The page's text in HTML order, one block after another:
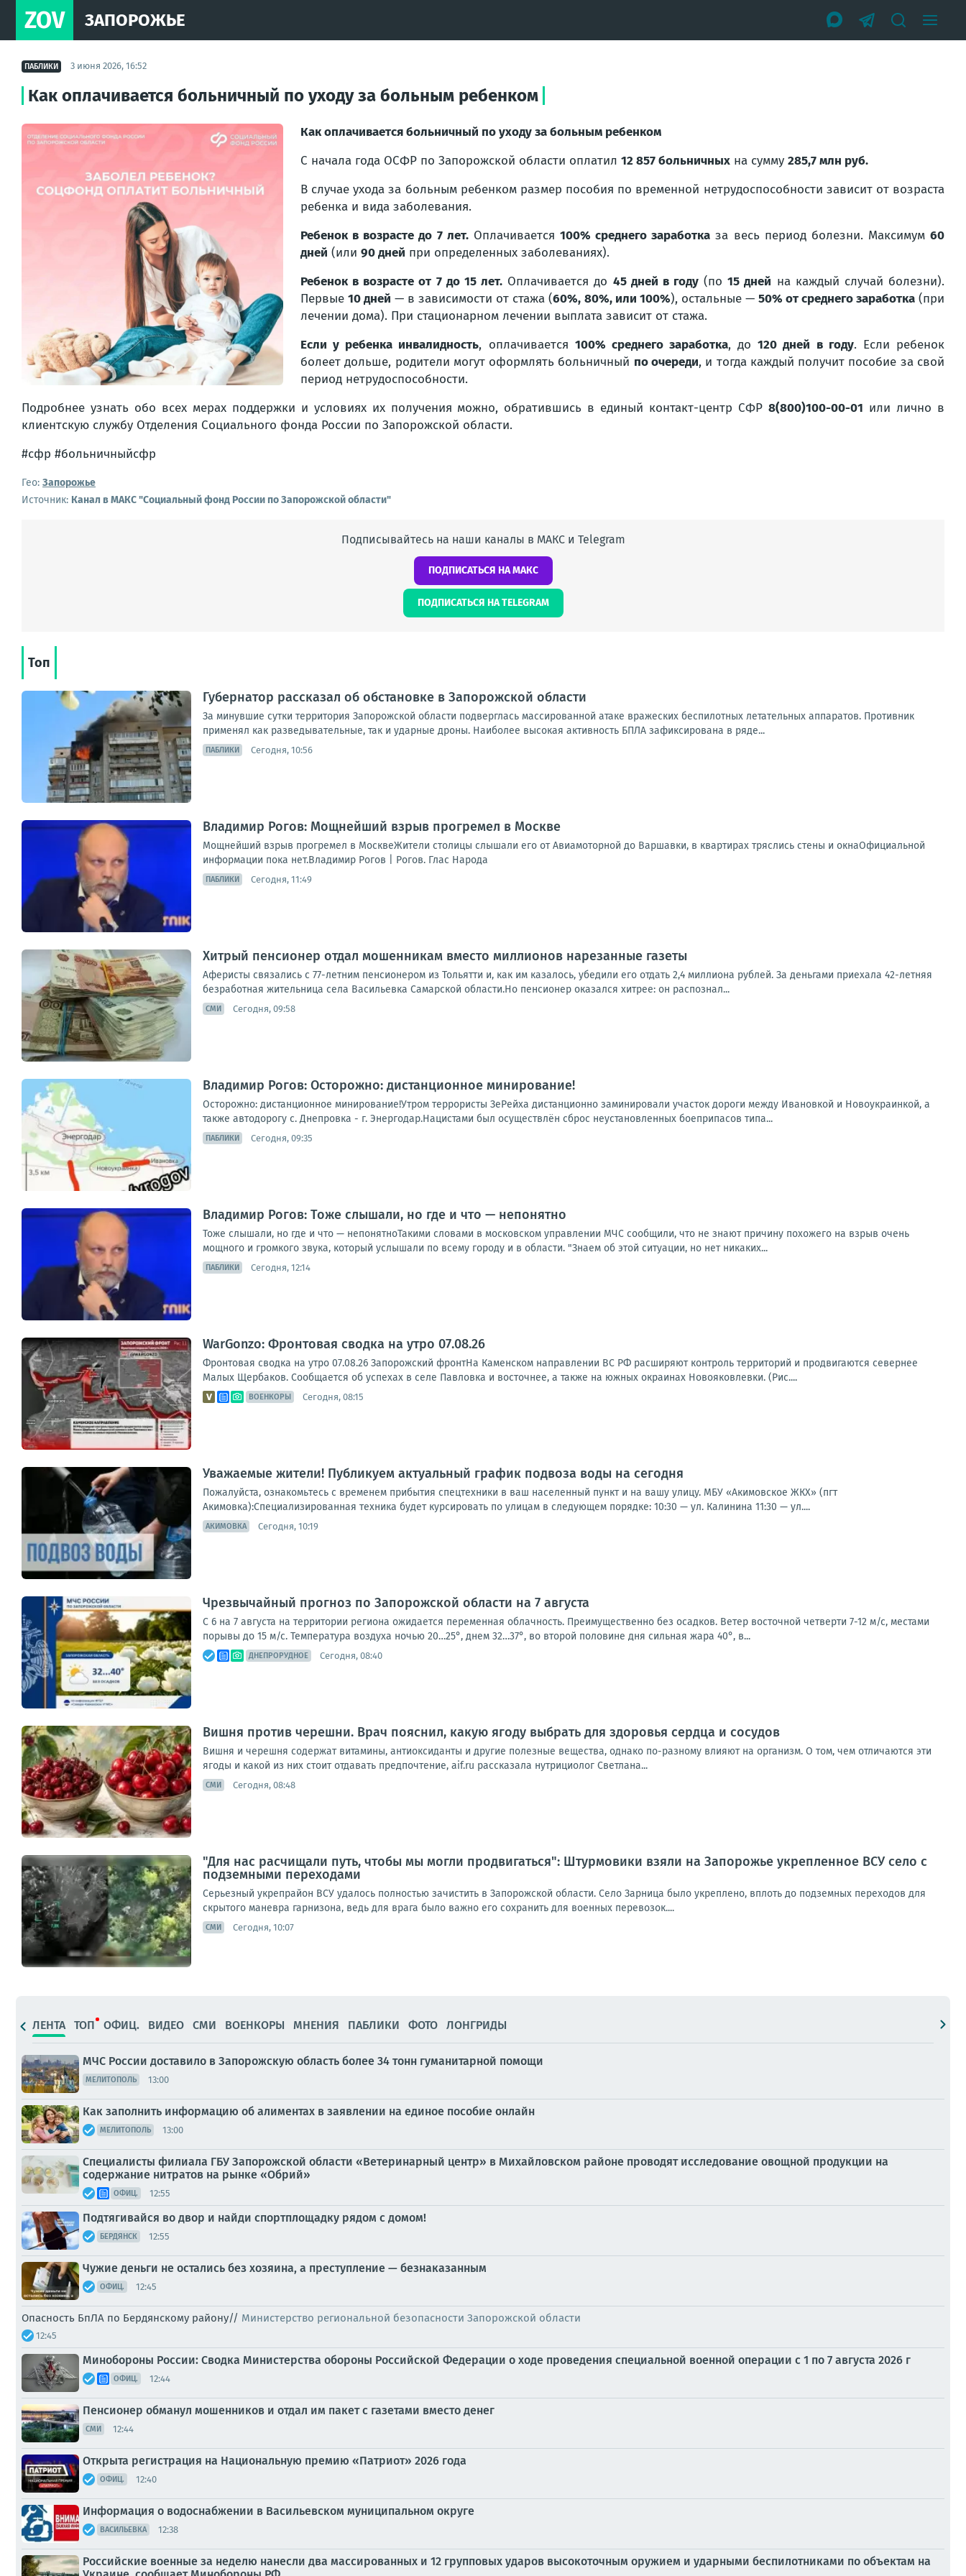
ZOV ЗАПОРОЖЬЕ
ПАБЛИКИ 3 июня 2026, 16:52
Как оплачивается больничный по уходу за больным ребенком
Как оплачивается больничный по уходу за больным ребенком
С начала года ОСФР по Запорожской области оплатил 12 857 больничных на сумму 285,7 млн руб.
В случае ухода за больным ребенком размер пособия по временной нетрудоспособности зависит от возраста
ребенка и вида заболевания.
Ребенок в возрасте до 7 лет.Оплачивается 100% среднего заработка за весь период болезни. Максимум60
дней (или 90 дней при определенных заболеваниях).
Ребенок в возрасте от 7 до 15 лет. Оплачивается до 45 дней в году(по15 дней на каждый случай болезни).
Первые10 дней — в зависимости от стажа (60%, 80%, или 100%), остальные — 50% от среднего заработка(при
лечении дома). При стационарном лечении выплата зависит от стажа.
Если у ребенка инвалидность, оплачивается 100% среднего заработка, до120 дней в году. Если ребенок
болеет дольше, родители могут оформлять больничный по очереди, и тогда каждый получит пособие за свой
период нетрудоспособности.
Подробнее узнать обо всех мерах поддержки и условиях их получения можно, обратившись в единый контакт-центр СФР8(800)100-00-01 или лично в
клиентскую службу Отделения Социального фонда России по Запорожской области.
#сфр #больничныйсфр
Гео: Запорожье
Источник: Канал в МАКС "Социальный фонд России по Запорожской области"
Подписывайтесь на наши каналы в МАКС и Telegram
ПОДПИСАТЬСЯ НА МАКС
ПОДПИСАТЬСЯ НА TELEGRAM
Топ
Губернатор рассказал об обстановке в Запорожской области
За минувшие сутки территория Запорожской области подверглась массированной атаке вражеских беспилотных летательных аппаратов. Противник
применял как разведывательные, так и ударные дроны. Наиболее высокая активность БПЛА зафиксирована в ряде...
ПАБЛИКИ Сегодня, 10:56
Владимир Рогов: Мощнейший взрыв прогремел в Москве
Мощнейший взрыв прогремел в МосквеЖители столицы слышали его от Авиамоторной до Варшавки, в квартирах тряслись стены и окнаОфициальной
информации пока нет.Владимир Рогов | Рогов. Глас Народа
ПАБЛИКИ Сегодня, 11:49
Хитрый пенсионер отдал мошенникам вместо миллионов нарезанные газеты
Аферисты связались с 77-летним пенсионером из Тольятти и, как им казалось, убедили его отдать 2,4 миллиона рублей. За деньгами приехала 42-летняя
безработная жительница села Васильевка Самарской области.Но пенсионер оказался хитрее: он распознал...
СМИ Сегодня, 09:58
Владимир Рогов: Осторожно: дистанционное минирование!
Осторожно: дистанционное минирование!Утром террористы ЗеРейха дистанционно заминировали участок дороги между Ивановкой и Новоукраинкой, а
также автодорогу с. Днепровка - г. Энергодар.Нацистами был осуществлён сброс неустановленных боеприпасов типа...
ПАБЛИКИ Сегодня, 09:35
Владимир Рогов: Тоже слышали, но где и что — непонятно
Тоже слышали, но где и что — непонятноТакими словами в московском управлении МЧС сообщили, что не знают причину похожего на взрыв очень
мощного и громкого звука, который услышали по всему городу и в области. "Знаем об этой ситуации, но нет никаких...
ПАБЛИКИ Сегодня, 12:14
WarGonzo: Фронтовая сводка на утро 07.08.26
Фронтовая сводка на утро 07.08.26 Запорожский фронтНа Каменском направлении ВС РФ расширяют контроль территорий и продвигаются севернее
Малых Щербаков. Сообщается об успехах в селе Павловка и восточнее, а также на южных окраинах Новояковлевки. (Рис....
ВОЕНКОРЫ Сегодня, 08:15
Уважаемые жители! Публикуем актуальный график подвоза воды на сегодня
Пожалуйста, ознакомьтесь с временем прибытия спецтехники в ваш населенный пункт и на вашу улицу. МБУ «Акимовское ЖКХ» (пгт
Акимовка):Специализированная техника будет курсировать по улицам в следующем порядке: 10:30 — ул. Калинина 11:30 — ул....
АКИМОВКА Сегодня, 10:19
Чрезвычайный прогноз по Запорожской области на 7 августа
С 6 на 7 августа на территории региона ожидается переменная облачность. Преимущественно без осадков. Ветер восточной четверти 7-12 м/с, местами
порывы до 15 м/с. Температура воздуха ночью 20…25°, днем 32…37°, во второй половине дня сильная жара 40°, в...
ДНЕПРОРУДНОЕ Сегодня, 08:40
Вишня против черешни. Врач пояснил, какую ягоду выбрать для здоровья сердца и сосудов
Вишня и черешня содержат витамины, антиоксиданты и другие полезные вещества, однако по-разному влияют на организм. О том, чем отличаются эти
ягоды и какой из них стоит отдавать предпочтение, aif.ru рассказала нутрициолог Светлана...
СМИ Сегодня, 08:48
"Для нас расчищали путь, чтобы мы могли продвигаться": Штурмовики взяли на Запорожье укрепленное ВСУ село с
подземными переходами
Серьезный укрепрайон ВСУ удалось полностью зачистить в Запорожской области. Село Зарница было укреплено, вплоть до подземных переходов для
скрытого маневра гарнизона, ведь для врага было важно его сохранить для военных перевозок....
СМИ Сегодня, 10:07
ЛЕНТА ТОП ОФИЦ. ВИДЕО СМИ ВОЕНКОРЫ МНЕНИЯ ПАБЛИКИ ФОТО ЛОНГРИДЫ
МЧС России доставило в Запорожскую область более 34 тонн гуманитарной помощи
МЕЛИТОПОЛЬ 13:00
Как заполнить информацию об алиментах в заявлении на единое пособие онлайн
МЕЛИТОПОЛЬ 13:00
Специалисты филиала ГБУ Запорожской области «Ветеринарный центр» в Михайловском районе проводят исследование овощной продукции на
содержание нитратов на рынке «Обрий»
ОФИЦ. 12:55
Подтягивайся во двор и найди спортплощадку рядом с домом!
БЕРДЯНСК 12:55
Чужие деньги не остались без хозяина, а преступление — безнаказанным
ОФИЦ. 12:45
Опасность БпЛА по Бердянскому району// Министерство региональной безопасности Запорожской области
12:45
Минобороны России: Сводка Министерства обороны Российской Федерации о ходе проведения специальной военной операции с 1 по 7 августа 2026 г
ОФИЦ. 12:44
Пенсионер обманул мошенников и отдал им пакет с газетами вместо денег
СМИ 12:44
Открыта регистрация на Национальную премию «Патриот» 2026 года
ОФИЦ. 12:40
Информация о водоснабжении в Васильевском муниципальном округе
ВАСИЛЬЕВКА 12:38
Российские военные за неделю нанесли два массированных и 12 групповых ударов высокоточным оружием и ударными беспилотниками по объектам на